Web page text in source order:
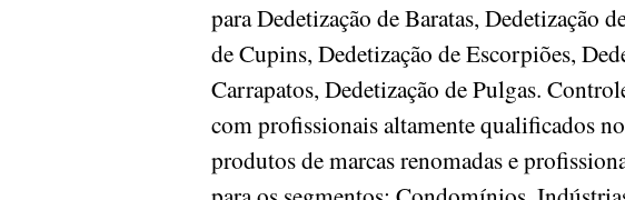
para Dedetização de Baratas, Dedetização
de Cupins, Dedetização de Escorpiões,
Carrapatos, Dedetização de Pulgas.
com profissionais altamente qualificados
produtos de marcas renomadas e